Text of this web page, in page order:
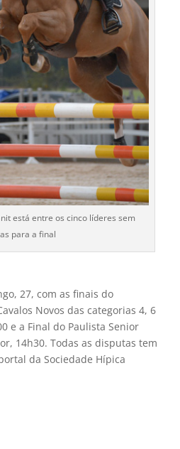
está entre os cinco líderes sem
para a final
27, com as finais do
Novos das categorias 4, 6
e a Final do Paulista Senior
14h30. Todas as disputas tem
da Sociedade Hípica